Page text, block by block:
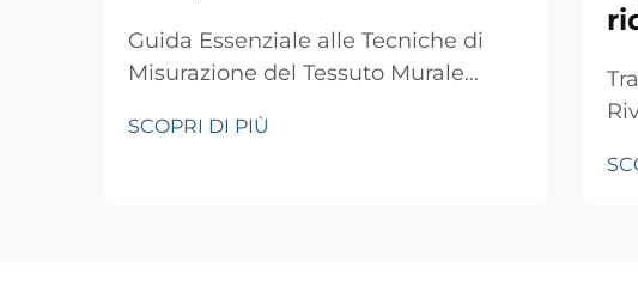
Guida Essenziale alle Tecniche di
Misurazione del Tessuto Murale
tessuto murale richiede misurazioni
SCOPRI DI PIÙ